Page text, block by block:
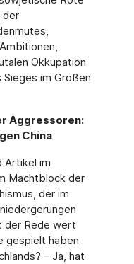
der
Okkupation
im Großen
Aggressoren:
China
Artikel im
Machtblock der
der im
der Rede wert
gespielt haben
– Ja, hat